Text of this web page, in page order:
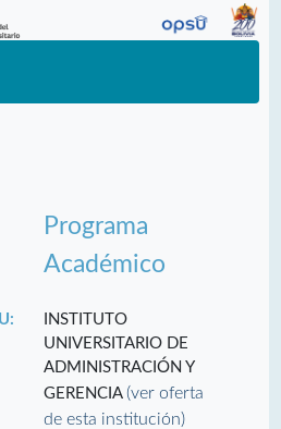
Programa
Académico
INSTITUTO
UNIVERSITARIO DE
ADMINISTRACIÓN Y
GERENCIA(ver oferta
de esta institución)